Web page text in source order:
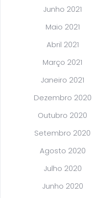
Junho 2021
Maio 2021
Abril 2021
Março 2021
Janeiro 2021
Dezembro 2020
Outubro 2020
Setembro 2020
Agosto 2020
Julho 2020
Junho 2020